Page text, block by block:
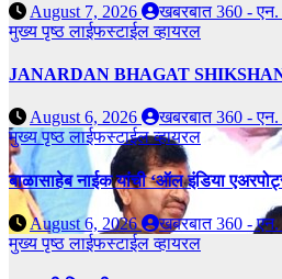
August 7, 2026
खबरबात 360 - एन.
मुख्य पृष्ठलाईफस्टाईलव्हायरल
JANARDAN BHAGAT SHIKSHAN
August 6, 2026
खबरबात 360 - एन.
मुख्य पृष्ठलाईफस्टाईलव्हायरल
बाळासाहेब नाईक यांची ‘ऑल इंडिया
August 6, 2026
खबरबात 360 - एन.
मुख्य पृष्ठलाईफस्टाईलव्हायरल